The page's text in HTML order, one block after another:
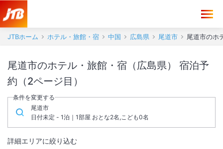
JTBホーム ホテル・旅館・宿 中国 広島県 尾道市 尾道市のホ
尾道市のホテル・旅館・宿（広島県） 宿泊予
約（2ページ目）
条件を変更する
尾道市
日付未定 - 1泊｜1部屋 おとな2名,こども0名
詳細エリアに絞り込む